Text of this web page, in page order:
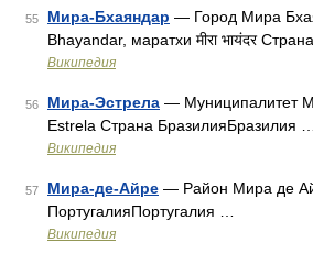
55 Мира-Бхаяндар — Город Мира
Bhayandar, маратхи मीरा भायंदर
Википедия
56 Мира-Эстрела — Муниципалитет
Estrela Страна БразилияБразилия …
Википедия
57 Мира-де-Айре — Район Мира де
ПортугалияПортугалия …
Википедия